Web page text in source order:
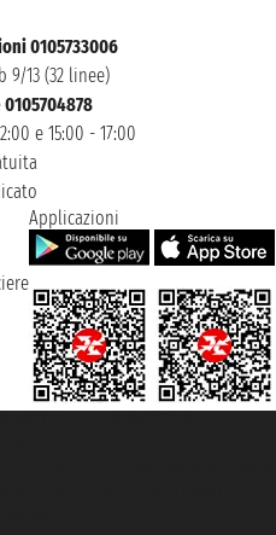
0105733006
9/13 (32 linee)
e 15:00 - 17:00
Applicazioni